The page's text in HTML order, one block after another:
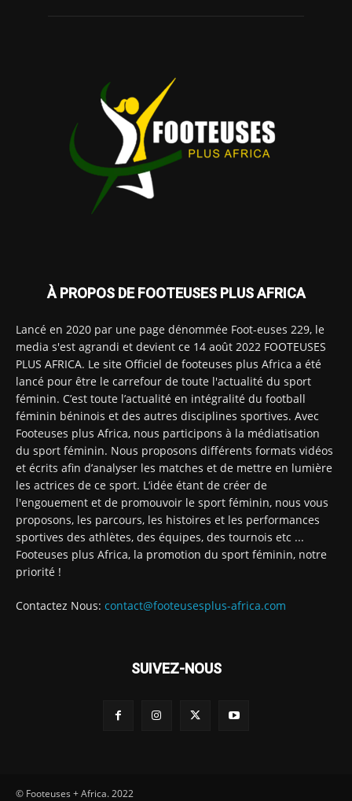
À PROPOS DE FOOTEUSES PLUS AFRICA
Lancé en 2020 par une page dénommée Foot-euses 229, le
media s'est agrandi et devient ce 14 août 2022 FOOTEUSES
PLUS AFRICA. Le site Officiel de footeuses plus Africa a été
lancé pour être le carrefour de toute l'actualité du sport
féminin. C’est toute l’actualité en intégralité du football
féminin béninois et des autres disciplines sportives. Avec
Footeuses plus Africa, nous participons à la médiatisation
du sport féminin. Nous proposons différents formats vidéos
et écrits afin d’analyser les matches et de mettre en lumière
les actrices de ce sport. L’idée étant de créer de
l'engouement et de promouvoir le sport féminin, nous vous
proposons, les parcours, les histoires et les performances
sportives des athlètes, des équipes, des tournois etc ...
Footeuses plus Africa, la promotion du sport féminin, notre
priorité !
Contactez Nous: contact@footeusesplus-africa.com
SUIVEZ-NOUS
© Footeuses + Africa. 2022